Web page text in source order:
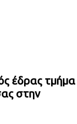
έδρας τμήμα
στην